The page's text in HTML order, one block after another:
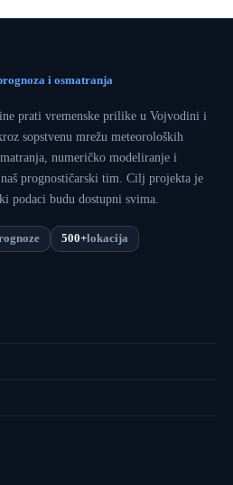
i osmatranja
prati vremenske prilike u Vojvodini i
sopstvenu mrežu meteoroloških
numeričko modeliranje i
prognostičarski tim. Cilj projekta je
podaci budu dostupni svima.
500+lokacija